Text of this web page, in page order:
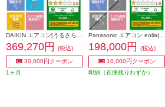
369,270円
(税込)
30,000円クーポン
1ヶ月
198,000円
(税込)
10,000円クーポン
即納（在庫残りわずか）